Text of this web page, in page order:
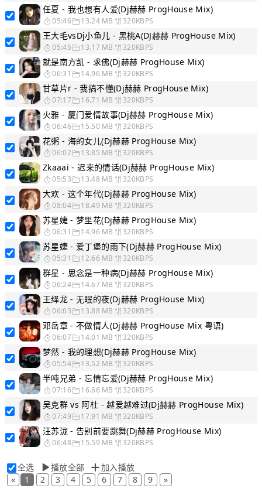
任夏 - 我也想有人爱(Dj赫赫 ProgHouse Mix)
05:46 13.24 MB 320KBPS
王大毛vsDj小鱼儿 - 黑桃A(DJ赫赫 ProgHouse Mix)
05:45 13.17 MB 320KBPS
就是南方凯 - 求佛(Dj赫赫 ProgHouse Mix)
06:31 14.96 MB 320KBPS
甘草片r - 我搞不懂(Dj赫赫 ProgHouse Mix)
07:17 16.71 MB 320KBPS
火雅 - 厦门爱情故事(Dj赫赫 ProgHouse Mix)
06:46 15.50 MB 320KBPS
花粥 - 海的女儿(Dj赫赫 ProgHouse Mix)
06:02 13.85 MB 320KBPS
Zkaaai - 迟来的情话(Dj赫赫 ProgHouse Mix)
05:53 13.48 MB 320KBPS
大欢 - 这个年代(Dj赫赫 ProgHouse Mix)
08:04 18.49 MB 320KBPS
苏星婕 - 梦里花(Dj赫赫 ProgHouse Mix)
06:31 14.96 MB 320KBPS
苏星婕 - 爱丁堡的雨下(Dj赫赫 ProgHouse Mix)
05:31 12.66 MB 320KBPS
群星 - 思念是一种病(Dj赫赫 ProgHouse Mix)
06:24 14.67 MB 320KBPS
王绎龙 - 无眠的夜(Dj赫赫 ProgHouse Mix)
06:03 13.88 MB 320KBPS
邓岳章 - 不做情人(Dj赫赫 ProgHouse Mix 粤语)
06:07 14.01 MB 320KBPS
梦然 - 我的理想(Dj赫赫 ProgHouse Mix)
05:54 13.52 MB 320KBPS
半吨兄弟 - 忘情忘爱(Dj赫赫 ProgHouse Mix)
07:16 16.66 MB 320KBPS
吴克群 vs 阿杜 - 越爱越难过(Dj赫赫 ProgHouse Mix)
07:49 17.91 MB 320KBPS
汪苏泷 - 告别前要跳舞(Dj赫赫 ProgHouse Mix)
06:48 15.59 MB 320KBPS
全选 播放全部
加入播放
«
1 2 3 4 5 6 7 8 9 »